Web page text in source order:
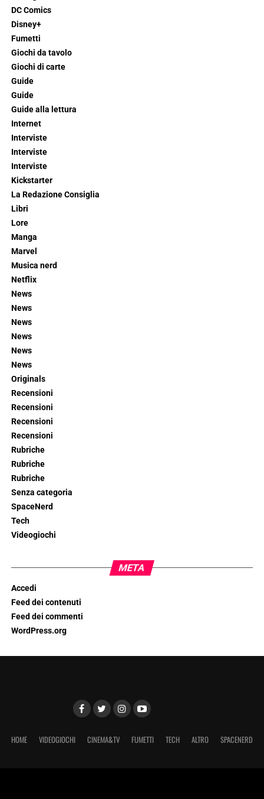
DC Comics
Disney+
Fumetti
Giochi da tavolo
Giochi di carte
Guide
Guide
Guide alla lettura
Internet
Interviste
Interviste
Interviste
Kickstarter
La Redazione Consiglia
Libri
Lore
Manga
Marvel
Musica nerd
Netflix
News
News
News
News
News
News
Originals
Recensioni
Recensioni
Recensioni
Recensioni
Rubriche
Rubriche
Rubriche
Senza categoria
SpaceNerd
Tech
Videogiochi
META
Accedi
Feed dei contenuti
Feed dei commenti
WordPress.org
HOME VIDEOGIOCHI CINEMA&TV FUMETTI TECH ALTRO SPACENERD